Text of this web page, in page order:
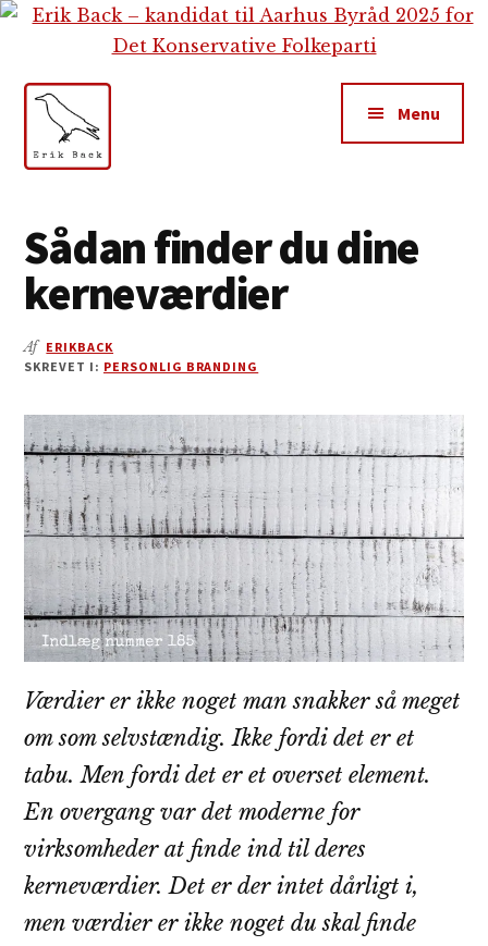
Skip
Gå
primær
sidebar
Skip
Additional
Back
content
creation,
blog,
e-
mail,
sociale
Menu
Sådan finder du dine
kerneværdier
Af ERIKBACK
SKREVET I: PERSONLIG BRANDING
Værdier er ikke noget man snakker så meget
om som selvstændig. Ikke fordi det er et
tabu. Men fordi det er et overset element.
En overgang var det moderne for
virksomheder at finde ind til deres
kerneværdier. Det er der intet dårligt i,
men værdier er ikke noget du skal finde